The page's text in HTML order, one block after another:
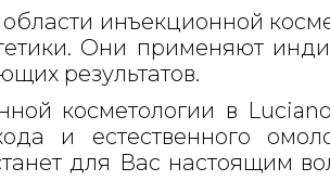
инъекционной
Они применяют
результатов.
косметологии в
и естественного
для Вас настоящим